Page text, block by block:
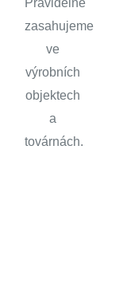
Pravidelně
zasahujeme
ve
výrobních
objektech
a
továrnách.